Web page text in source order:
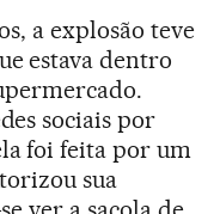
a explosão teve
estava dentro
sociais por
foi feita por um
sua